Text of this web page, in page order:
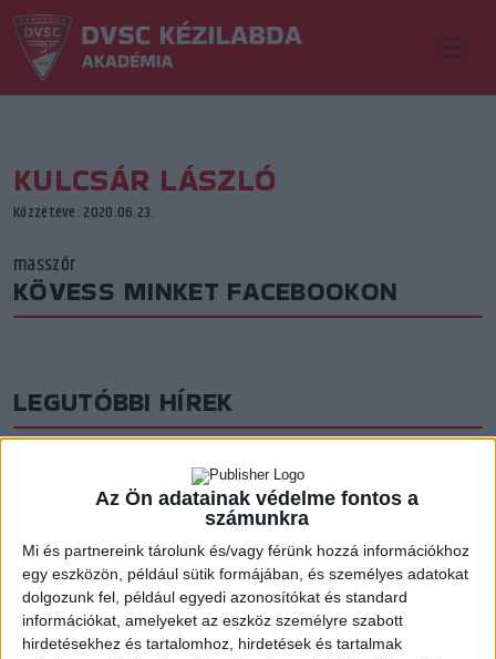
Az Ön adatainak védelme fontos a
számunkra
Mi és partnereink tárolunk és/vagy férünk hozzá információkhoz
egy eszközön, például sütik formájában, és személyes adatokat
dolgozunk fel, például egyedi azonosítókat és standard
információkat, amelyeket az eszköz személyre szabott
hirdetésekhez és tartalomhoz, hirdetések és tartalmak
KULCSÁR LÁSZLÓ
Közzétéve: 2020.06.23.
masszőr
KÖVESS MINKET FACEBOOKON
LEGUTÓBBI HÍREK
Lejátszotta első felkészülési mérkőzéseit a formálódó, sok új játékossal
felálló...Bővebben →
U18-AS VB: HIBÁTLAN CSOPORTKÖR
2026.08.01. 16:08